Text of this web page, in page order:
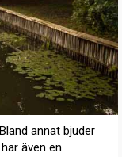
annat bjuder
även en